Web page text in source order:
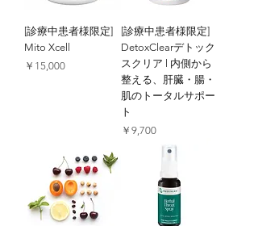
[診療中患者様限定]
Mito Xcell
価格
￥15,000
[診療中患者様限定]
DetoxClearデトック
スクリア l 内側から
整える、肝臓・腸・
肌のトータルサポー
ト
価格
￥9,700